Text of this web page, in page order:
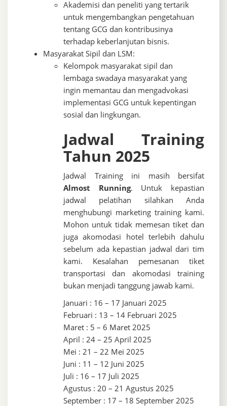
Akademisi dan peneliti yang tertarik
untuk mengembangkan pengetahuan
tentang GCG dan kontribusinya
terhadap keberlanjutan bisnis.
Masyarakat Sipil dan LSM:
Kelompok masyarakat sipil dan
lembaga swadaya masyarakat yang
ingin memantau dan mengadvokasi
implementasi GCG untuk kepentingan
sosial dan lingkungan.
Jadwal Training
Tahun 2025
Jadwal Training ini masih bersifat
Almost Running. Untuk kepastian
jadwal pelatihan silahkan Anda
menghubungi marketing training kami.
Mohon untuk tidak memesan tiket dan
juga akomodasi hotel terlebih dahulu
sebelum ada kepastian jadwal dari tim
kami. Kesalahan pemesanan tiket
transportasi dan akomodasi training
bukan menjadi tanggung jawab kami.
Januari : 16 – 17 Januari 2025
Februari : 13 – 14 Februari 2025
Maret : 5 – 6 Maret 2025
April : 24 – 25 April 2025
Mei : 21 – 22 Mei 2025
Juni : 11 – 12 Juni 2025
Juli : 16 – 17 Juli 2025
Agustus : 20 – 21 Agustus 2025
September : 17 – 18 September 2025